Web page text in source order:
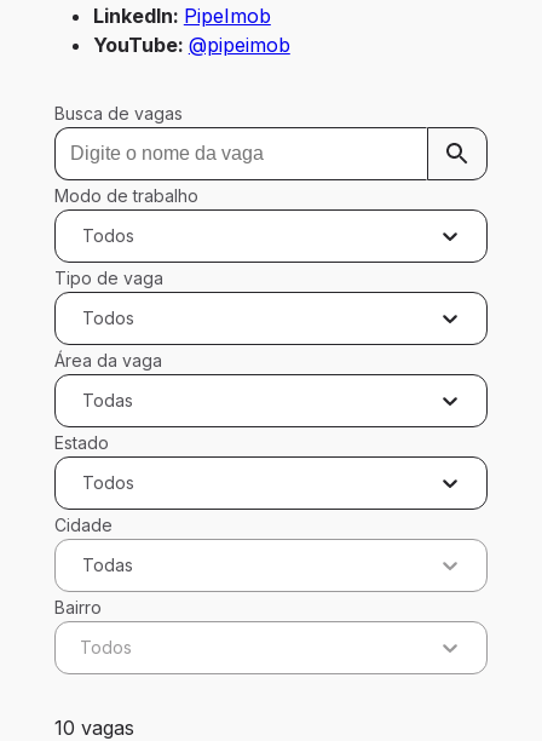
LinkedIn: PipeImob
YouTube: @pipeimob
Busca de vagas
Modo de trabalho
Todos
Tipo de vaga
Todos
Área da vaga
Todas
Estado
Todos
Cidade
Todas
Bairro
Todos
10 vagas encontradas para 0 filtros aplicados
10 vagas